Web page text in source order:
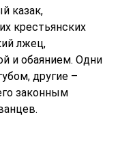
казак,
крестьянских
лжец,
и обаянием. Одни
другие –
законным